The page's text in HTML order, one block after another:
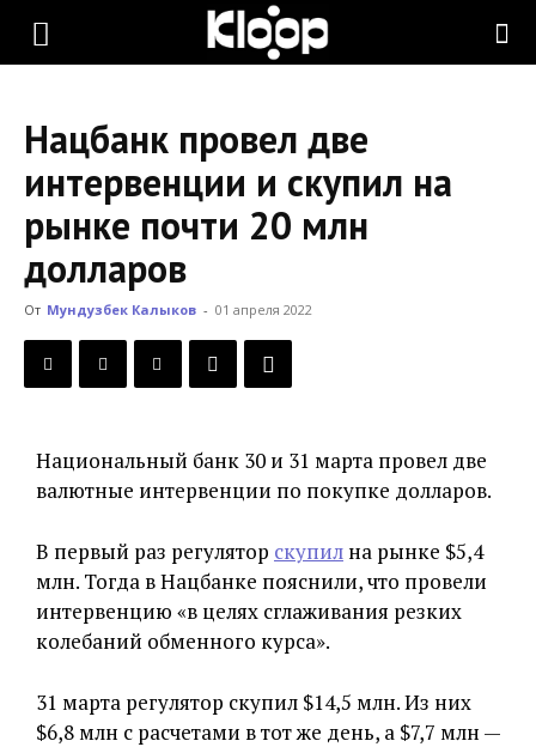
KLOOP.KG
Новости
Кыргызстана
Нацбанк провел две
интервенции и скупил на
рынке почти 20 млн
долларов
От Мундузбек Калыков - 01 апреля 2022
Национальный банк 30 и 31 марта провел две
валютные интервенции по покупке долларов.
В первый раз регулятор скупил на рынке $5,4
млн. Тогда в Нацбанке пояснили, что провели
интервенцию «в целях сглаживания резких
колебаний обменного курса».
31 марта регулятор скупил $14,5 млн. Из них
$6,8 млн с расчетами в тот же день, а $7,7 млн —